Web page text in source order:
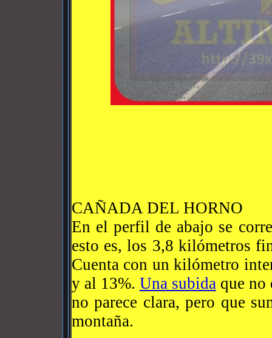
CAÑADA DEL HORNO
En el perfil de abajo se
esto es, los 3,8 kilómetros
Cuenta con un kilómetro
y al 13%. Una subidaque no
no parece clara, pero que
montaña.